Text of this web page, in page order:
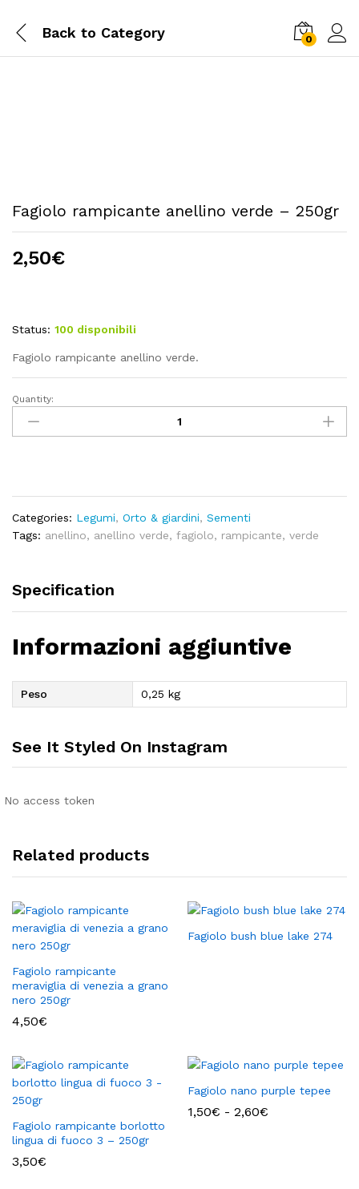
Back to Category 0
Fagiolo rampicante anellino verde – 250gr
2,50€
Status: 100 disponibili
Fagiolo rampicante anellino verde.
Fagiolo
rampicante
anellino
Quantity:
Categories: Legumi, Orto & giardini, Sementi
Tags: anellino, anellino verde, fagiolo, rampicante, verde
Specification
Informazioni aggiuntive
Peso 0,25 kg
See It Styled On Instagram
No access token
Related products
Fagiolo rampicante
meraviglia di venezia a grano
nero 250gr
4,50€
Fagiolo bush blue lake 274
Fagiolo rampicante borlotto
lingua di fuoco 3 – 250gr
3,50€
Fagiolo nano purple tepee
1,50€ - 2,60€